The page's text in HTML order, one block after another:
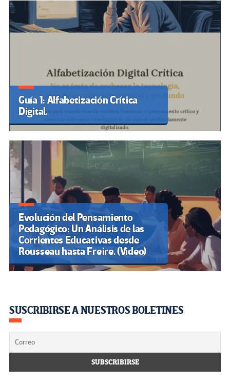
Guía 1: Alfabetización Crítica
Digital.
Evolución del Pensamiento
Pedagógico: Un Análisis de las
Corrientes Educativas desde
Rousseau hasta Freire. (Video)
SUSCRIBIRSE A NUESTROS BOLETINES